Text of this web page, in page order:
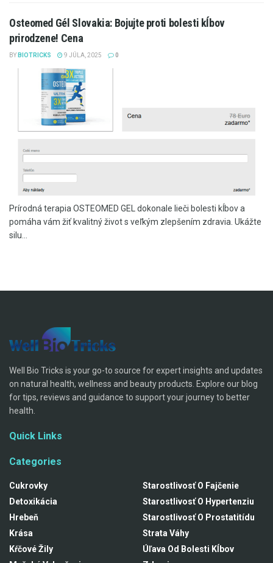
Osteomed Gél Slovakia: Bojujte proti bolesti kĺbov
prirodzene! Cena
BY BIOTRICKS 9 JÚLA, 2025 0
Prírodná terapia OSTEOMED GEL dokonale lieči bolesti kĺbov a
pomáha vám žiť kvalitný život s veľkým zlepšením zdravia. Ukážte
silu...
Well Bio Tricks is your go-to source for expert insights and updates
on natural health, wellness and beauty products. Explore our blog
for tips, reviews and guidance to support your journey to better
health.
Quick Links
Categories
Cukrovky
Detoxikácia
Hrebeň
Krása
Kŕčové Žily
Starostlivosť O Fajčenie
Starostlivosť O Hypertenziu
Starostlivosť O Prostatitídu
Strata Váhy
Úľava Od Bolesti Kĺbov